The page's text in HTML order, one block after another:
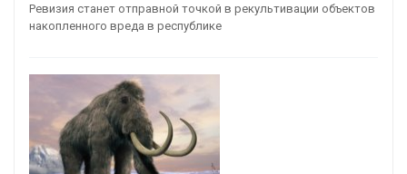
Ревизия станет отправной точкой в рекультивации объектов
накопленного вреда в республике